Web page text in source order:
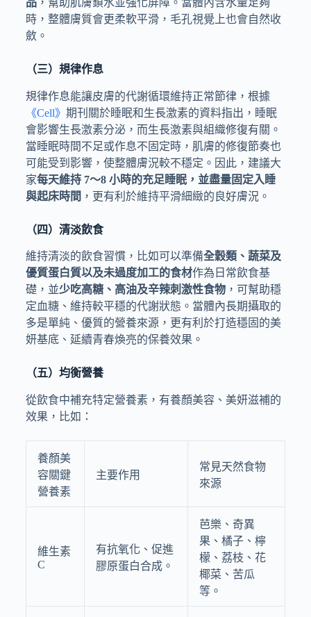
時，整體膚質會更柔軟平滑，毛孔視覺上也會自然收
斂。
（三）規律作息
規律作息能讓皮膚的代謝循環維持正常節律，根據
《Cell》 期刊關於睡眠和生長激素的資料指出，睡眠
會影響生長激素分泌，而生長激素與組織修復有關。
當睡眠時間不足或作息不固定時，肌膚的修復節奏也
可能受到影響，使整體膚況較不穩定。因此，建議大
家每天維持 7～8 小時的充足睡眠，並盡量固定入睡
與起床時間 ，更有利於維持平滑細緻的良好膚況。
（四）清淡飲食
維持清淡的飲食習慣，比如可以準備全穀類、蔬菜及
優質蛋白質以及未過度加工的食材作為日常飲食基
礎，並少吃高糖、高油及辛辣刺激性食物，可幫助穩
定血糖、維持較平穩的代謝狀態。當體內長期攝取的
多是單純、優質的營養來源，更有利於打造穩固的美
妍基底、延續青春煥亮的保養效果。
（五）均衡營養
從飲食中補充特定營養素，有養顏美容、美妍滋補的
效果，比如：
養顏美
容關鍵
營養素
主要作用
常見天然食物
來源
維生素
C
有抗氧化、促進
膠原蛋白合成。
芭樂、奇異
果、橘子、檸
檬、荔枝、花
椰菜、苦瓜
等。